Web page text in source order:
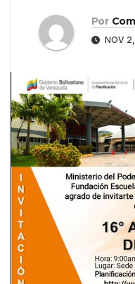
Por
NOV